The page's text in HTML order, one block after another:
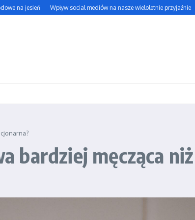
jesień Wpływ social mediów na nasze wieloletnie przyjaźnie Jak
bardziej męcząca